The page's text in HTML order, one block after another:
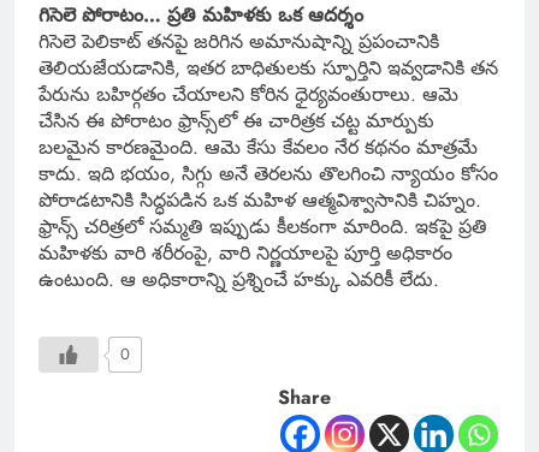
గిసెలె పోరాటం… ప్రతి మహిళకు ఒక ఆదర్శం
గిసెలె పెలికాట్ తనపై జరిగిన అమానుషాన్ని ప్రపంచానికి
తెలియజేయడానికి, ఇతర బాధితులకు స్ఫూర్తిని ఇవ్వడానికి తన
పేరును బహిర్గతం చేయాలని కోరిన ధైర్యవంతురాలు. ఆమె
చేసిన ఈ పోరాటం ఫ్రాన్స్‌లో ఈ చారిత్రక చట్ట మార్పుకు
బలమైన కారణమైంది. ఆమె కేసు కేవలం నేర కథనం మాత్రమే
కాదు. ఇది భయం, సిగ్గు అనే తెరలను తొలగించి న్యాయం కోసం
పోరాడటానికి సిద్ధపడిన ఒక మహిళ ఆత్మవిశ్వాసానికి చిహ్నం.
ఫ్రాన్స్ చరిత్రలో సమ్మతి ఇప్పుడు కీలకంగా మారింది. ఇకపై ప్రతి
మహిళకు వారి శరీరంపై, వారి నిర్ణయాలపై పూర్తి అధికారం
ఉంటుంది. ఆ అధికారాన్ని ప్రశ్నించే హక్కు ఎవరికీ లేదు.
0
Share